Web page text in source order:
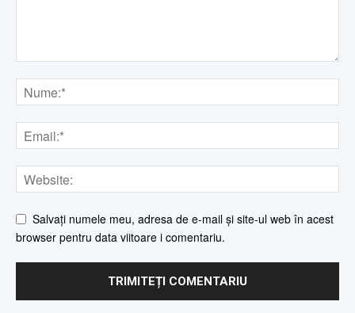
Salvați numele meu, adresa de e-mail și site-ul web în acest
browser pentru data viitoare i comentariu.